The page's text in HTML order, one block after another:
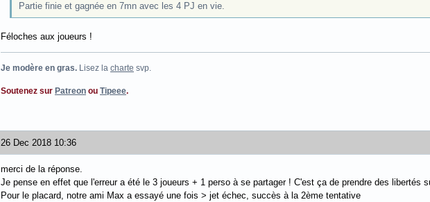
Partie finie et gagnée en 7mn avec les 4 PJ en vie.
Féloches aux joueurs !
Je modère en gras. Lisez la charte svp.
Soutenez sur Patreon ou Tipeee.
26 Dec 2018 10:36
merci de la réponse.
Je pense en effet que l'erreur a été le 3 joueurs + 1 perso à se partager ! C'est ça de prendre des libertés
Pour le placard, notre ami Max a essayé une fois > jet échec, succès à la 2ème tentative